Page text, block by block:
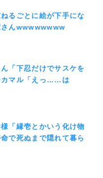
ねるごとに絵が下手にな
さんwwwwwwww
ん「下忍だけでサスケを
カマル「えっ……は
様「縁壱とかいう化け物
で死ぬまで隠れて暮ら